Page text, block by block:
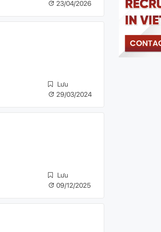
23/04/2026
Lưu
29/03/2024
Lưu
09/12/2025